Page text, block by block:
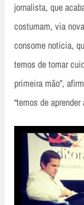
jornalista, que
costumam, via
consome notícia,
temos de tomar
primeira mão”,
“temos de